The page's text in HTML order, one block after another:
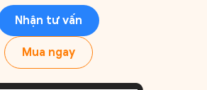
Nhận tư vấn
Mua ngay